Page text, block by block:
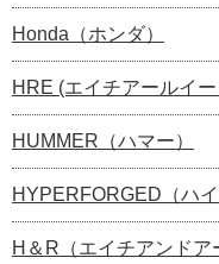
Honda（ホンダ）
HRE (エイチアールイー
HUMMER（ハマー）
HYPERFORGED（ハ
H＆R（エイチアンドア